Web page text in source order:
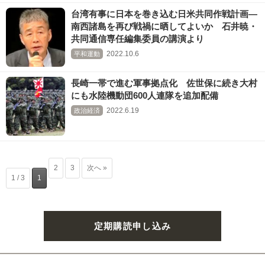
台湾有事に日本を巻き込む日米共同作戦計画―
南西諸島を再び戦禍に晒してよいか 石井暁・
共同通信専任編集委員の講演より
平和運動 2022.10.6
長崎一帯で進む軍事拠点化 佐世保に続き大村
にも水陸機動団600人連隊を追加配備
政治経済 2022.6.19
1 / 3 1
2 3 次へ »
定期購読申し込み